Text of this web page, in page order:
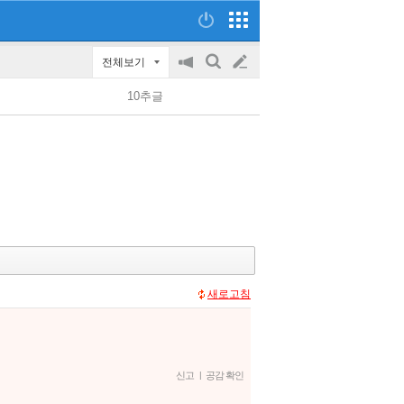
전체보기
공
on/off
검
글
쓰
10추글
새로고침
신고 | 공감 확인